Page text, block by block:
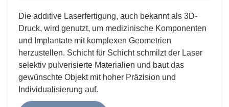
Die additive Laserfertigung, auch bekannt als 3D-
Druck, wird genutzt, um medizinische Komponenten
und Implantate mit komplexen Geometrien
herzustellen. Schicht für Schicht schmilzt der Laser
selektiv pulverisierte Materialien und baut das
gewünschte Objekt mit hoher Präzision und
Individualisierung auf.